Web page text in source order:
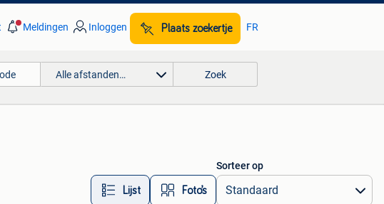
Meldingen Inloggen Plaats zoekertje FR
Alle afstanden… Zoek
Lijst Foto’s
Sorteer op